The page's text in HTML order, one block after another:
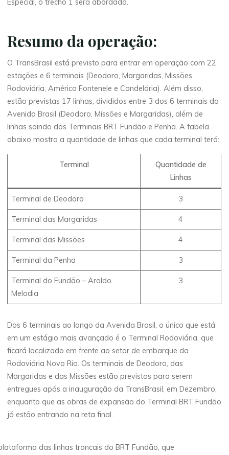
Especial, o trecho 1 será abordado.
Resumo da operação:
O TransBrasil está previsto para entrar em operação com 22
estações e 6 terminais (Deodoro, Margaridas, Missões,
Rodoviária, Américo Fontenele e Candelária). Além disso,
estão previstas 17 linhas, divididos entre 3 dos 6 terminais da
Avenida Brasil (Deodoro, Missões e Margaridas), além de
linhas saindo dos Terminais BRT Fundão e Penha. A tabela
abaixo mostra a quantidade de linhas que cada terminal terá:
Terminal
Quantidade de
Linhas
Terminal de Deodoro 3
Terminal das Margaridas 4
Terminal das Missões 4
Terminal da Penha 3
Terminal do Fundão – Aroldo
Melodia
3
Dos 6 terminais ao longo da Avenida Brasil, o único que está
em um estágio mais avançado é o Terminal Rodoviária, que
ficará localizado em frente ao setor de embarque da
Rodoviária Novo Rio. Os terminais de Deodoro, das
Margaridas e das Missões estão previstos para serem
entregues após a inauguração da TransBrasil, em Dezembro,
enquanto que as obras de expansão do Terminal BRT Fundão
já estão entrando na reta final.
das linhas troncais do BRT Fundão, que